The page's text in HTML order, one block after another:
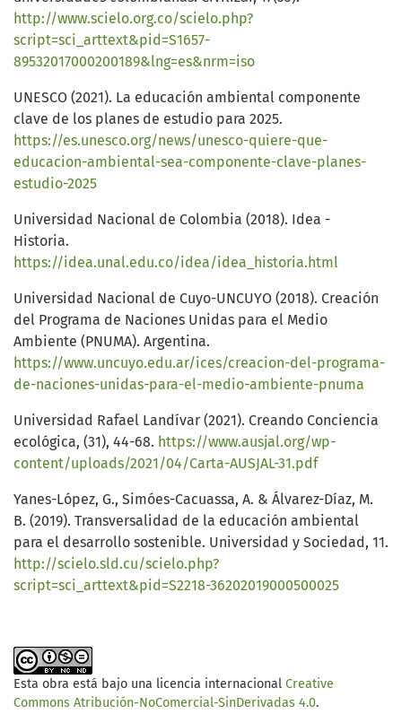
http://www.scielo.org.co/scielo.php?
script=sci_arttext&pid=S1657-
89532017000200189&lng=es&nrm=iso
UNESCO (2021). La educación ambiental componente
clave de los planes de estudio para 2025.
https://es.unesco.org/news/unesco-quiere-que-
educacion-ambiental-sea-componente-clave-planes-
estudio-2025
Universidad Nacional de Colombia (2018). Idea -
Historia.
https://idea.unal.edu.co/idea/idea_historia.html
Universidad Nacional de Cuyo-UNCUYO (2018). Creación
del Programa de Naciones Unidas para el Medio
Ambiente (PNUMA). Argentina.
https://www.uncuyo.edu.ar/ices/creacion-del-programa-
de-naciones-unidas-para-el-medio-ambiente-pnuma
Universidad Rafael Landívar (2021). Creando Conciencia
ecológica, (31), 44-68. https://www.ausjal.org/wp-
content/uploads/2021/04/Carta-AUSJAL-31.pdf
Yanes-López, G., Simóes-Cacuassa, A. & Álvarez-Díaz, M.
B. (2019). Transversalidad de la educación ambiental
para el desarrollo sostenible. Universidad y Sociedad, 11.
http://scielo.sld.cu/scielo.php?
script=sci_arttext&pid=S2218-36202019000500025
Esta obra está bajo una licencia internacional Creative
Commons Atribución-NoComercial-SinDerivadas 4.0.